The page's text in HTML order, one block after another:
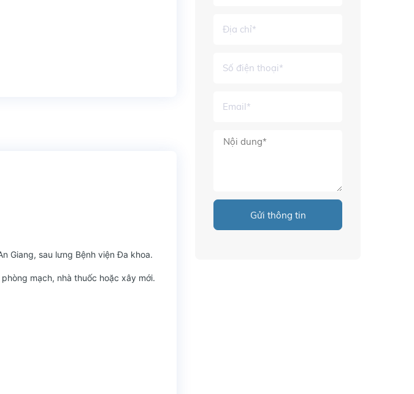
Giang, sau lưng Bệnh viện Đa khoa.
mạch, nhà thuốc hoặc xây mới.
Gửi thông tin